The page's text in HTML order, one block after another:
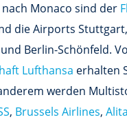
Monaco sind der
die Airports
Berlin-Schönfeld.
Lufthansa erhalten
werden
, Brussels Airlines,